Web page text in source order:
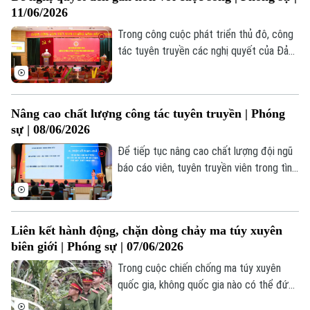
Tư vấn sức khỏe
Quần vợt
Golf
Giải trí
Tin tức
Sao
Thời trang
Âm nhạc
Đã phát sóng
biểu.
11/06/2026
Trong công cuộc phát triển thủ đô, công
tác tuyên truyền các nghị quyết của Đảng
truyền, cán bộ, đảng viên và các tầng lớp
tiêu, nhiệm vụ, từ đó tạo sự thống nhất
về nhận thức và hành động.
Nâng cao chất lượng công tác tuyên truyền | Phóng
sự | 08/06/2026
Để tiếp tục nâng cao chất lượng đội ngũ
báo cáo viên, tuyên truyền viên trong tình
tại phường Việt Hưng.
Liên kết hành động, chặn dòng chảy ma túy xuyên
biên giới | Phóng sự | 07/06/2026
Trong cuộc chiến chống ma túy xuyên
quốc gia, không quốc gia nào có thể đứng